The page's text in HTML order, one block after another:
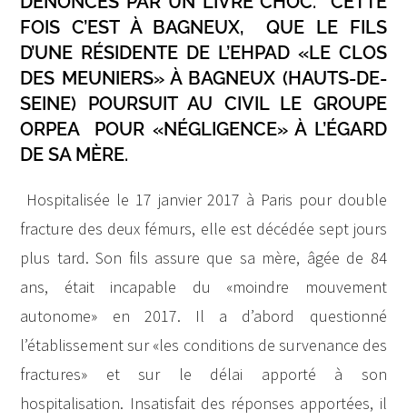
FOIS C’EST À BAGNEUX, QUE LE FILS
D’UNE RÉSIDENTE DE L’EHPAD «LE CLOS
DES MEUNIERS» À BAGNEUX (HAUTS-DE-
SEINE) POURSUIT AU CIVIL LE GROUPE
ORPEA POUR «NÉGLIGENCE» À L’ÉGARD
DE SA MÈRE.
Hospitalisée le 17 janvier 2017 à Paris pour double
fracture des deux fémurs, elle est décédée sept jours
plus tard. Son fils assure que sa mère, âgée de 84
ans, était incapable du «moindre mouvement
autonome» en 2017. Il a d’abord questionné
l’établissement sur «les conditions de survenance des
fractures» et sur le délai apporté à son
hospitalisation. Insatisfait des réponses apportées, il